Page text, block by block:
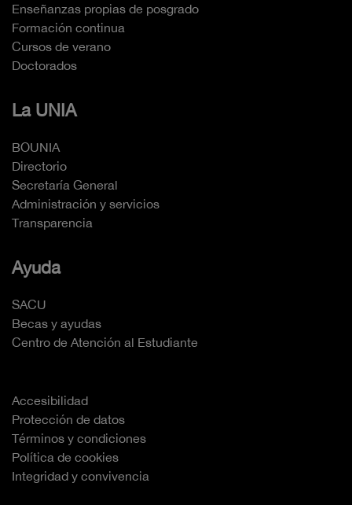
Enseñanzas propias de posgrado
Formación continua
Cursos de verano
Doctorados
La UNIA
BOUNIA
Directorio
Secretaría General
Administración y servicios
Transparencia
Ayuda
SACU
Becas y ayudas
Centro de Atención al Estudiante
Accesibilidad
Protección de datos
Términos y condiciones
Política de cookies
Integridad y convivencia